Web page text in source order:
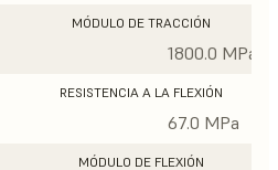
MÓDULO DE TRACCIÓN
1800.0 MPa
RESISTENCIA A LA FLEXIÓN
67.0 MPa
MÓDULO DE FLEXIÓN